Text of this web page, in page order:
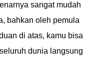
sangat mudah
bahkan oleh pemula
di atas, kamu bisa
dunia langsung